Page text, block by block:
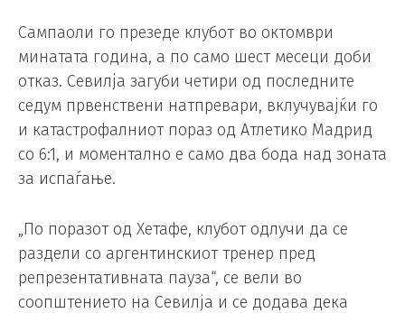
Сампаоли го презеде клубот во октомври
минатата година, а по само шест месеци доби
отказ. Севилја загуби четири од последните
седум првенствени натпревари, вклучувајќи го
и катастрофалниот пораз од Атлетико Мадрид
со 6:1, и моментално е само два бода над зоната
за испаѓање.
„По поразот од Хетафе, клубот одлучи да се
раздели со аргентинскиот тренер пред
репрезентативната пауза“, се вели во
соопштението на Севилја и се додава дека